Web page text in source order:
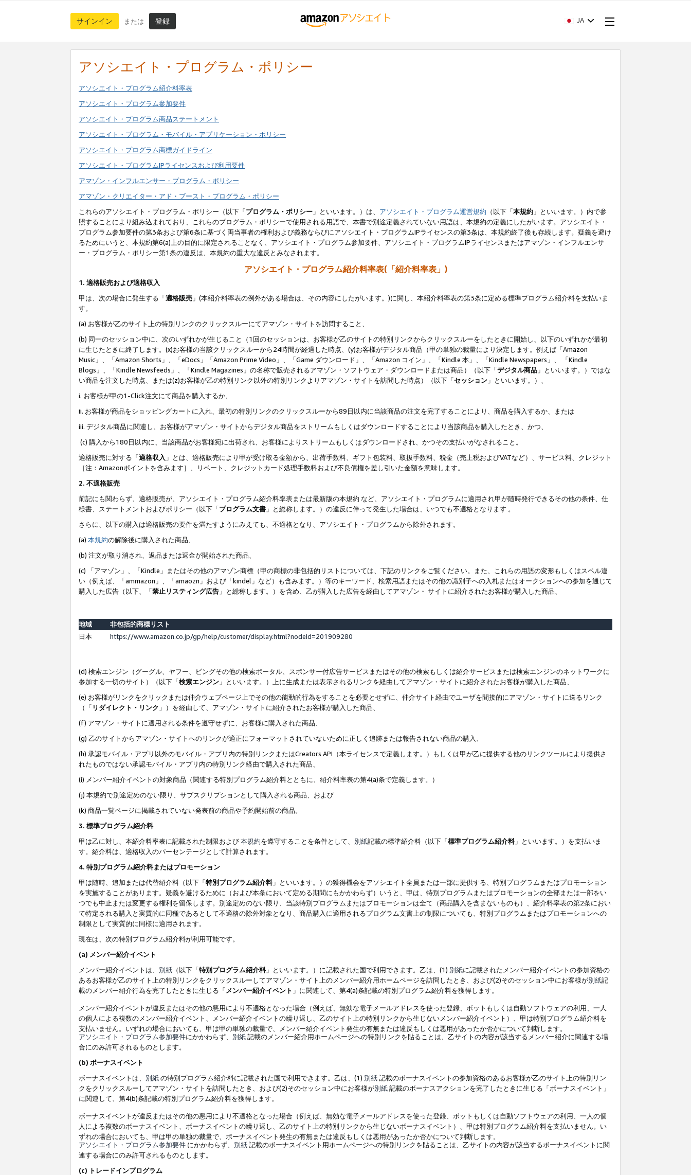
サインイン または 登録 JA
アソシエイト・プログラム・ポリシー
アソシエイト・プログラム紹介料率表
アソシエイト・プログラム参加要件
アソシエイト・プログラム商品ステートメント
アソシエイト・プログラム・モバイル・アプリケーション・ポリシー
アソシエイト・プログラム商標ガイドライン
アソシエイト・プログラムIPライセンスおよび利用要件
アマゾン・インフルエンサー・プログラム・ポリシー
アマゾン・クリエイター・アド・ブースト・プログラム・ポリシー
これらのアソシエイト・プログラム・ポリシー（以下「プログラム・ポリシー 」といいます。）は、 アソシエイト・プログラム運営規約 （以下「本規約 」といいます。）内で参
照することにより組み込まれており、これらのプログラム・ポリシーで使用される用語で、本書で別途定義されていない用語は、本規約の定義にしたがいます。アソシエイト・
プログラム参加要件の第3条および第6条に基づく両当事者の権利および義務ならびにアソシエイト・プログラムIPライセンスの第3条は、本規約終了後も存続します。疑義を避け
るためにいうと、本規約第6(a)上の目的に限定されることなく、アソシエイト・プログラム参加要件、アソシエイト・プログラムIPライセンスまたはアマゾン・インフルエンサ
ー・プログラム・ポリシー第1条の違反は、本規約の重大な違反とみなされます。
アソシエイト・プログラム紹介料率表(「紹介料率表」)
1. 適格販売および適格収入
甲は、次の場合に発生する「適格販売 」(本紹介料率表の例外がある場合は、その内容にしたがいます。)に関し、本紹介料率表の第3条に定める標準プログラム紹介料を支払いま
す。
(a) お客様が乙のサイト上の特別リンクのクリックスルーにてアマゾン・サイトを訪問すること、
(b) 同一のセッション中に、次のいずれかが生じること（1回のセッションは、お客様が乙のサイトの特別リンクからクリックスルーをしたときに開始し、以下のいずれかが最初
に生じたときに終了します。(x)お客様の当該クリックスルーから24時間が経過した時点、(y)お客様がデジタル商品（甲の単独の裁量により決定します。例えば「Amazon
Music」、「Amazon Shorts」、「eDocs」「Amazon Prime Video」、「Game ダウンロード」、「Amazon コイン」、「Kindle 本」、「Kindle Newspapers」、 「Kindle
Blogs」、「Kindle Newsfeeds」、「Kindle Magazines」の名称で販売されるアマゾン・ソフトウェア・ダウンロードまたは商品）（以下「デジタル商品 」といいます。）ではな
い商品を注文した時点、または(z)お客様が乙の特別リンク以外の特別リンクよりアマゾン・サイトを訪問した時点）（以下「セッション 」といいます。）、
i. お客様が甲の1-Click注文にて商品を購入するか、
ii. お客様が商品をショッピングカートに入れ、最初の特別リンクのクリックスルーから89日以内に当該商品の注文を完了することにより、商品を購入するか、または
iii. デジタル商品に関連し、お客様がアマゾン・サイトからデジタル商品をストリームもしくはダウンロードすることにより当該商品を購入したとき、かつ、
(c) 購入から180日以内に、当該商品がお客様宛に出荷され、お客様によりストリームもしくはダウンロードされ、かつその支払いがなされること。
適格販売に対する「適格収入 」とは、適格販売により甲が受け取る金額から、出荷手数料、ギフト包装料、取扱手数料、税金（売上税およびVATなど）、サービス料、クレジット
［注：Amazonポイントを含みます］、リベート、クレジットカード処理手数料および不良債権を差し引いた金額を意味します。
2. 不適格販売
前記にも関わらず、適格販売が、アソシエイト・プログラム紹介料率表または最新版の本規約 など、アソシエイト・プログラムに適用され甲が随時発行できるその他の条件、仕
様書、ステートメントおよびポリシー（以下「プログラム文書 」と総称します。）の違反に伴って発生した場合は、いつでも不適格となります 。
さらに、以下の購入は適格販売の要件を満たすようにみえても、不適格となり、アソシエイト・プログラムから除外されます。
(a) 本規約の解除後に購入された商品、
(b) 注文が取り消され、返品または返金が開始された商品、
(c) 「アマゾン」、「Kindle」またはその他のアマゾン商標（甲の商標の非包括的リストについては、下記のリンクをご覧ください。また、これらの用語の変形もしくはスペル違
い（例えば、「ammazon」、「amaozn」および「kindel」など）も含みます。）等のキーワード、検索用語またはその他の識別子への入札またはオークションへの参加を通じて
購入した広告（以下、「禁止リスティング広告 」と総称します。）を含め、乙が購入した広告を経由してアマゾン・ サイトに紹介されたお客様が購入した商品、
地域
非包括的商標リスト
日本
https://www.amazon.co.jp/gp/help/customer/display.html?nodeId=201909280
(d) 検索エンジン（グーグル、ヤフー、ビングその他の検索ポータル、スポンサー付広告サービスまたはその他の検索もしくは紹介サービスまたは検索エンジンのネットワークに
参加する一切のサイト）（以下「検索エンジン 」といいます。）上に生成または表示されるリンクを経由してアマゾン・サイトに紹介されたお客様が購入した商品、
(e) お客様がリンクをクリックまたは仲介ウェブページ上でその他の能動的行為をすることを必要とせずに、仲介サイト経由でユーザを間接的にアマゾン・サイトに送るリンク
（「 リダイレクト・リンク 」）を経由して、アマゾン・サイトに紹介されたお客様が購入した商品、
(f) アマゾン・サイトに適用される条件を遵守せずに、お客様に購入された商品、
(g) 乙のサイトからアマゾン・サイトへのリンクが適正にフォーマットされていないために正しく追跡または報告されない商品の購入、
(h) 承認モバイル・アプリ以外のモバイル・アプリ内の特別リンクまたはCreators API（本ライセンスで定義します。）もしくは甲が乙に提供する他のリンクツールにより提供さ
れたものではない承認モバイル・アプリ内の特別リンク経由で購入された商品、
(i) メンバー紹介イベントの対象商品（関連する特別プログラム紹介料とともに、紹介料率表の第4(a)条で定義します。）
(j) 本規約で別途定めのない限り、サブスクリプションとして購入される商品、および
(k) 商品一覧ページに掲載されていない発表前の商品や予約開始前の商品。
3. 標準プログラム紹介料
甲は乙に対し、本紹介料率表に記載された制限および本規約を遵守することを条件として、 別紙記載の標準紹介料（以下「標準プログラム紹介料」といいます。）を支払いま
す。紹介料は、適格収入のパーセンテージとして計算されます。
4. 特別プログラム紹介料またはプロモーション
甲は随時、追加または代替紹介料（以下「特別プログラム紹介料」といいます。）の獲得機会をアソシエイト全員または一部に提供する、特別プログラムまたはプロモーション
を実施することがあります。疑義を避けるために（および本条において定める期間にもかかわらず）いうと、甲は、特別プログラムまたはプロモーションの全部または一部をい
つでも中止または変更する権利を留保します。別途定めのない限り、当該特別プログラムまたはプロモーションは全て（商品購入を含まないものも）、紹介料率表の第2条におい
て特定される購入と実質的に同種であるとして不適格の除外対象となり、商品購入に適用されるプログラム文書上の制限についても、特別プログラムまたはプロモーションへの
制限として実質的に同様に適用されます。
現在は、次の特別プログラム紹介料が利用可能です。
(a) メンバー紹介イベント
メンバー紹介イベントは、 別紙 （以下「特別プログラム紹介料」といいます。）に記載された国で利用できます。乙は、(1) 別紙に記載されたメンバー紹介イベントの参加資格の
あるお客様が乙のサイト上の特別リンクをクリックスルーしてアマゾン・サイト上のメンバー紹介用ホームページを訪問したとき、および(2)そのセッション中にお客様が別紙記
載のメンバー紹介行為を完了したときに生じる「 メンバー紹介イベント 」に関連して、第4(a)条記載の特別プログラム紹介料を獲得します。
メンバー紹介イベントが違反またはその他の悪用により不適格となった場合（例えば、無効な電子メールアドレスを使った登録、ボットもしくは自動ソフトウェアの利用、一人
の個人による複数のメンバー紹介イベント、メンバー紹介イベントの繰り返し、乙のサイト上の特別リンクから生じないメンバー紹介イベント）、甲は特別プログラム紹介料を
支払いません。いずれの場合においても、甲は甲の単独の裁量で、メンバー紹介イベント発生の有無または違反もしくは悪用があったか否かについて判断します。
アソシエイト・プログラム参加要件にかかわらず、 別紙記載のメンバー紹介用ホームページへの特別リンクを貼ることは、乙サイトの内容が該当するメンバー紹介に関連する場
合にのみ許可されるものとします。
(b) ボーナスイベント
ボーナスイベントは、 別紙の特別プログラム紹介料に記載された国で利用できます。乙は、(1) 別紙記載のボーナスイベントの参加資格のあるお客様が乙のサイト上の特別リン
クをクリックスルーしてアマゾン・サイトを訪問したとき、および(2)そのセッション中にお客様が別紙記載のボーナスアクションを完了したときに生じる「ボーナスイベント」
に関連して、第4(b)条記載の特別プログラム紹介料を獲得します。
ボーナスイベントが違反またはその他の悪用により不適格となった場合（例えば、無効な電子メールアドレスを使った登録、ボットもしくは自動ソフトウェアの利用、一人の個
人による複数のボーナスイベント、ボーナスイベントの繰り返し、乙のサイト上の特別リンクから生じないボーナスイベント）、甲は特別プログラム紹介料を支払いません。い
ずれの場合においても、甲は甲の単独の裁量で、ボーナスイベント発生の有無または違反もしくは悪用があったか否かについて判断します。
アソシエイト・プログラム参加要件 にかかわらず、 別紙記載のボーナスイベント用ホームページへの特別リンクを貼ることは、乙サイトの内容が該当するボーナスイベントに関
連する場合にのみ許可されるものとします。
(c) トレードインプログラム